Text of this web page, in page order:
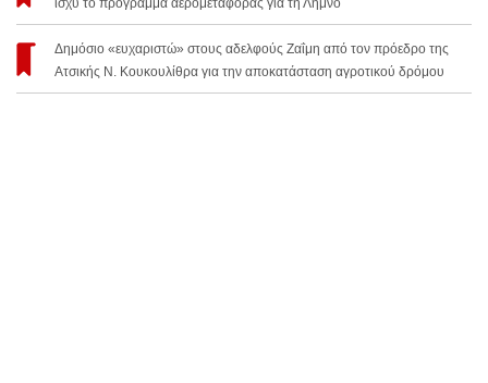
ισχύ το πρόγραμμα αερομεταφοράς για τη Λήμνο
Δημόσιο «ευχαριστώ» στους αδελφούς Ζαΐμη από τον πρόεδρο της
Ατσικής Ν. Κουκουλίθρα για την αποκατάσταση αγροτικού δρόμου